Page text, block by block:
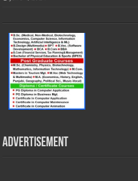
Advertisement